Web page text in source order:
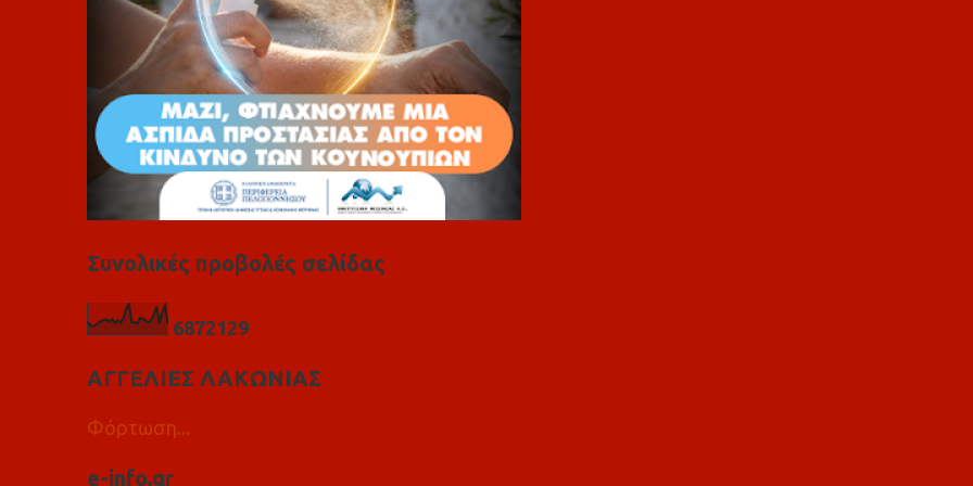
Συνολικές προβολές σελίδας
6872129
ΑΓΓΕΛΙΕΣ ΛΑΚΩΝΙΑΣ
Φόρτωση...
e-info.gr